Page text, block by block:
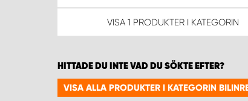
VISA 1 PRODUKTERI KATEGORIN
HITTADE DU INTE VAD DU SÖKTE EFTER?
VISA ALLA PRODUKTER I KATEGORIN